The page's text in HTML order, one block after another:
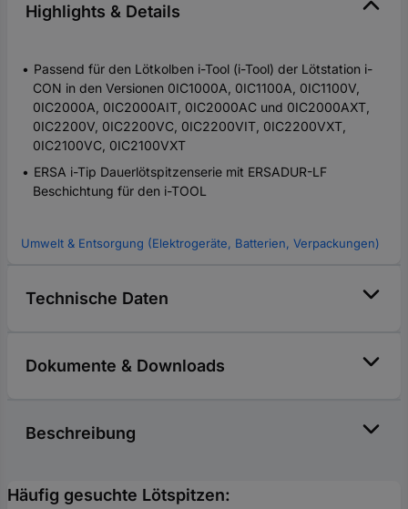
Highlights & Details
Passend für den Lötkolben i-Tool (i-Tool) der Lötstation i-
CON in den Versionen 0IC1000A, 0IC1100A, 0IC1100V,
0IC2000A, 0IC2000AIT, 0IC2000AC und 0IC2000AXT,
0IC2200V, 0IC2200VC, 0IC2200VIT, 0IC2200VXT,
0IC2100VC, 0IC2100VXT
ERSA i-Tip Dauerlötspitzenserie mit ERSADUR-LF
Beschichtung für den i-TOOL
Umwelt & Entsorgung (Elektrogeräte, Batterien, Verpackungen)
Technische Daten
Dokumente & Downloads
Beschreibung
Häufig gesuchte Lötspitzen: